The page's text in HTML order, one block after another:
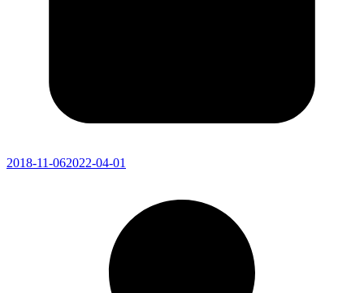
2018-11-062022-04-01